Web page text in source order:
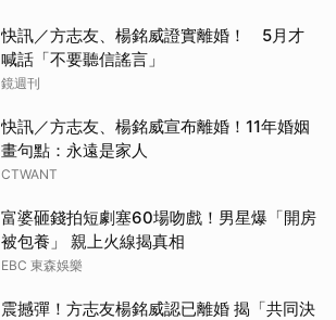
快訊／方志友、楊銘威證實離婚！ 5月才
喊話「不要聽信謠言」
鏡週刊
快訊／方志友、楊銘威宣布離婚！11年婚姻
畫句點：永遠是家人
CTWANT
富婆砸錢拍短劇塞60場吻戲！男星爆「開房
被包養」 親上火線揭真相
EBC 東森娛樂
震撼彈！方志友楊銘威認已離婚 揭「共同決